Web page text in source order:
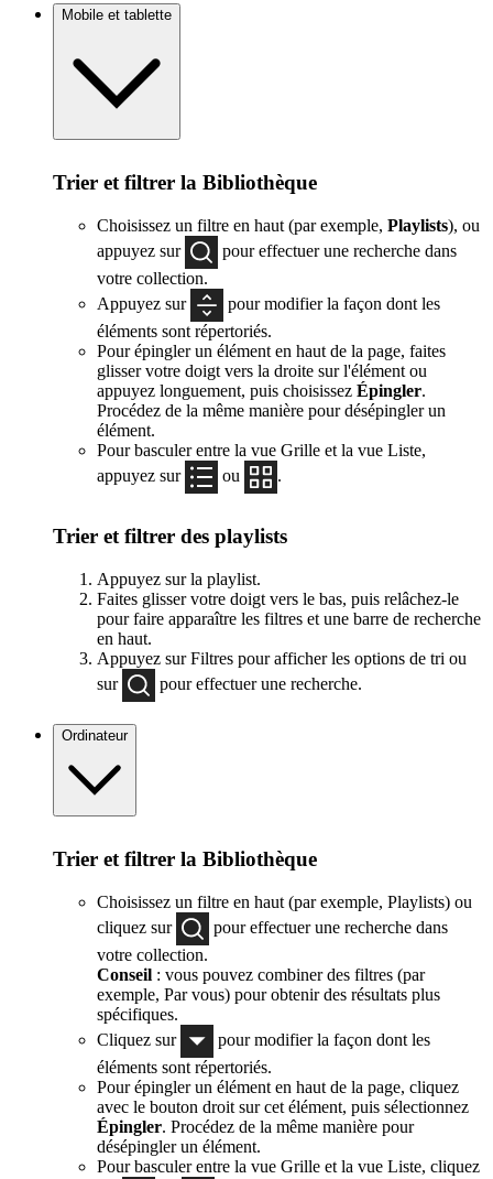
Mobile et tablette
Trier et filtrer la Bibliothèque
Choisissez un filtre en haut (par exemple, Playlists), ou
appuyez sur
pour effectuer une recherche dans
votre collection.
Appuyez sur
pour modifier la façon dont les
éléments sont répertoriés.
Pour épingler un élément en haut de la page, faites
glisser votre doigt vers la droite sur l'élément ou
appuyez longuement, puis choisissez Épingler.
Procédez de la même manière pour désépingler un
élément.
Pour basculer entre la vue Grille et la vue Liste,
appuyez sur
ou .
Trier et filtrer des playlists
Appuyez sur la playlist.
Faites glisser votre doigt vers le bas, puis relâchez-le
pour faire apparaître les filtres et une barre de recherche
en haut.
Appuyez sur Filtres pour afficher les options de tri ou
sur
pour effectuer une recherche.
Ordinateur
Trier et filtrer la Bibliothèque
Choisissez un filtre en haut (par exemple, Playlists) ou
cliquez sur
pour effectuer une recherche dans
votre collection.
Conseil : vous pouvez combiner des filtres (par
exemple, Par vous) pour obtenir des résultats plus
spécifiques.
Cliquez sur
pour modifier la façon dont les
éléments sont répertoriés.
Pour épingler un élément en haut de la page, cliquez
avec le bouton droit sur cet élément, puis sélectionnez
Épingler. Procédez de la même manière pour
désépingler un élément.
Pour basculer entre la vue Grille et la vue Liste, cliquez